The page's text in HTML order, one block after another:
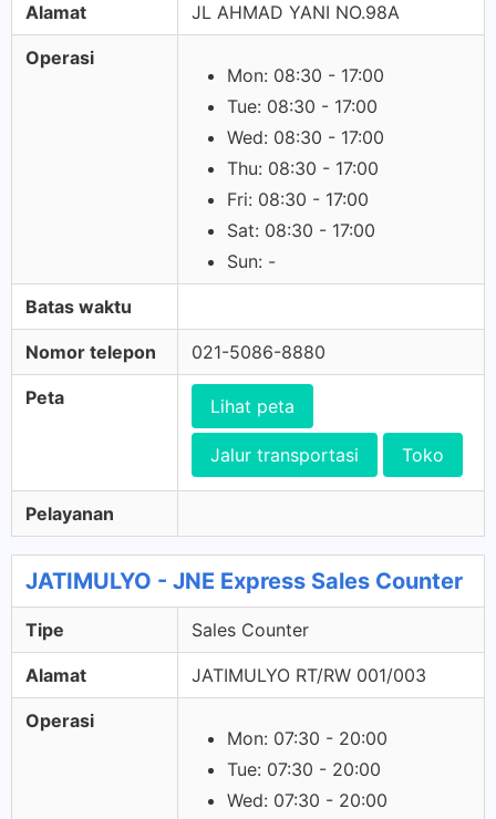
Alamat JL AHMAD YANI NO.98A
Operasi
Mon: 08:30 - 17:00
Tue: 08:30 - 17:00
Wed: 08:30 - 17:00
Thu: 08:30 - 17:00
Fri: 08:30 - 17:00
Sat: 08:30 - 17:00
Sun: -
Batas waktu
Nomor telepon 021-5086-8880
Peta Lihat peta
Jalur transportasi Toko
Pelayanan
JATIMULYO - JNE Express Sales Counter
Tipe Sales Counter
Alamat JATIMULYO RT/RW 001/003
Operasi
Mon: 07:30 - 20:00
Tue: 07:30 - 20:00
Wed: 07:30 - 20:00